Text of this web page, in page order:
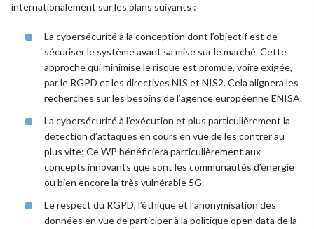
internationalement sur les plans suivants :
La cybersécurité à la conception dont l’objectif est de
sécuriser le système avant sa mise sur le marché. Cette
approche qui minimise le risque est promue, voire exigée,
par le RGPD et les directives NIS et NIS2. Cela alignera les
recherches sur les besoins de l’agence européenne ENISA.
La cybersécurité à l’exécution et plus particulièrement la
détection d’attaques en cours en vue de les contrer au
plus vite; Ce WP bénéficiera particulièrement aux
concepts innovants que sont les communautés d’énergie
ou bien encore la très vulnérable 5G.
Le respect du RGPD, l’éthique et l’anonymisation des
données en vue de participer à la politique open data de la